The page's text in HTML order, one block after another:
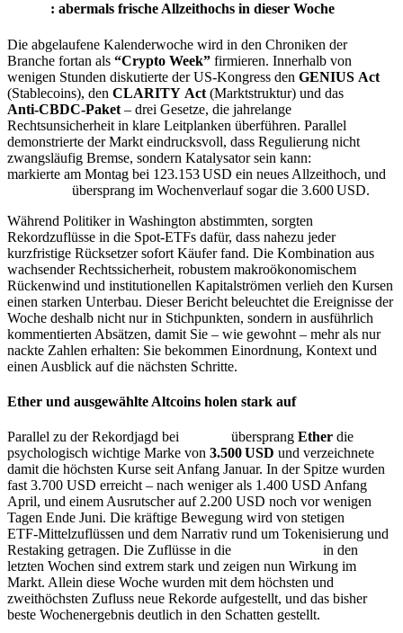
: abermals frische Allzeithochs in dieser Woche
Die abgelaufene Kalenderwoche wird in den Chroniken der
Branche fortan als “Crypto Week” firmieren. Innerhalb von
wenigen Stunden diskutierte der US‑Kongress den GENIUS Act
(Stablecoins), den CLARITY Act (Marktstruktur) und das
Anti‑CBDC‑Paket – drei Gesetze, die jahrelange
Rechtsunsicherheit in klare Leitplanken überführen. Parallel
demonstrierte der Markt eindrucksvoll, dass Regulierung nicht
zwangsläufig Bremse, sondern Katalysator sein kann:
markierte am Montag bei 123.153 USD ein neues Allzeithoch, und
übersprang im Wochenverlauf sogar die 3.600 USD.
Während Politiker in Washington abstimmten, sorgten
Rekordzuflüsse in die Spot‑ETFs dafür, dass nahezu jeder
kurzfristige Rücksetzer sofort Käufer fand. Die Kombination aus
wachsender Rechtssicherheit, robustem makroökonomischem
Rückenwind und institutionellen Kapitalströmen verlieh den Kursen
einen starken Unter­bau. Dieser Bericht beleuchtet die Ereignisse der
Woche deshalb nicht nur in Stichpunkten, sondern in ausführlich
kommentierten Absätzen, damit Sie – wie gewohnt – mehr als nur
nackte Zahlen erhalten: Sie bekommen Einordnung, Kontext und
einen Ausblick auf die nächsten Schritte.
Ether und ausgewählte Altcoins holen stark auf
Parallel zu der Rekordjagd bei übersprang Ether die
psychologisch wichtige Marke von 3.500 USD und verzeichnete
damit die höchsten Kurse seit Anfang Januar. In der Spitze wurden
fast 3.700 USD erreicht – nach weniger als 1.400 USD Anfang
April, und einem Ausrutscher auf 2.200 USD noch vor wenigen
Tagen Ende Juni. Die kräftige Bewegung wird von stetigen
ETF‑Mittelzuflüssen und dem Narrativ rund um Tokenisierung und
Restaking getragen. Die Zuflüsse in die
in den
letzten Wochen sind extrem stark und zeigen nun Wirkung im
Markt. Allein diese Woche wurden mit dem höchsten und
zweithöchsten Zufluss neue Rekorde aufgestellt, und das bisher
beste Wochenergebnis deutlich in den Schatten gestellt.